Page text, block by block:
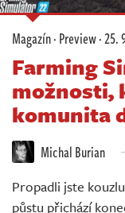
Komunita
Redakce
Živě
Magazín·Preview·25.
Farming
možnosti,
komunita
Michal Burian
Propadli jste
půstu přichází